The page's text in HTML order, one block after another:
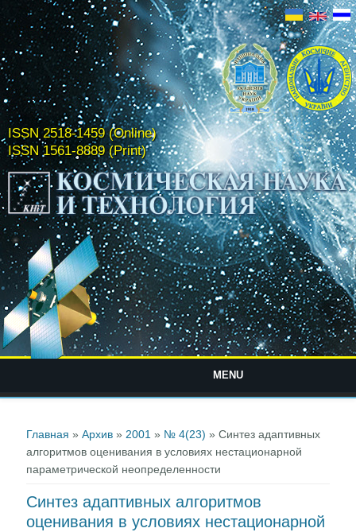
ISSN 2518-1459 (Online)
ISSN 1561-8889 (Print)
MENU
Главная »Архив » 2001 » № 4(23) » Синтез адаптивных
алгоритмов оценивания в условиях нестационарной
параметрической неопределенности
Синтез адаптивных алгоритмов
оценивания в условиях нестационарной